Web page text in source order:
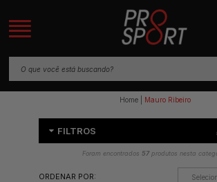
Home Mauro Ribeiro
FILTROS
Foram encontrados57 produtos nesta
ORDENAR POR: